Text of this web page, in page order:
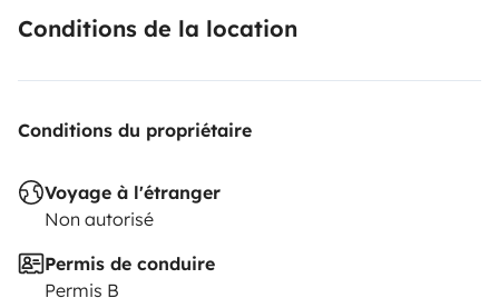
Conditions de la location
Conditions du propriétaire
Voyage à l'étranger
Non autorisé
Permis de conduire
Permis B